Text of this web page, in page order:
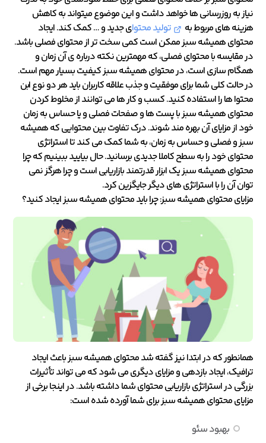
نیاز به روزرسانی ها خواهد داشت و این موضوع میتواند به کاهش
هزینه های مربوط به
تولید محتوای جدید و … کمک کند. ایجاد
محتوای همیشه سبز ممکن است کمی سخت تر از محتوای فصلی باشد.
در مقایسه با محتوای فصلی، که مهمترین نکته درباره ی آن زمان و
همگام سازی است، در محتوای همیشه سبز کیفیت بسیار مهم است.
در حالت کلی شما برای موفقیت و جذب علاقه کاربران باید هر دو نوع ابن
محتوا ها را استفاده کنید. کسب و کار ها می توانند از مخلوط کردن
محتوای همیشه سبز با پست ها و صفحات فصلی و یا حساس به زمان
خود از مزایای آن بهره مند شوند. درک تفاوت بین محتوایی که همیشه
سبز و فصلی و حساس به زمان، به شما کمک می کند تا استراتژی
محتوای خود را به سطح کاملا جدیدی برسانید. حال بیایید ببینیم که چرا
محتوای همیشه سبز یک ابزار قدرتمند بازاریابی است و چرا هرگز نمی
توان آن را با استراتژی های دیگر جایگزین کرد.
مزایای محتوای همیشه سبز: چرا باید محتوای همیشه سبز ایجاد کنید؟
همانطور که در ابتدا نیز گفته شد محتوای همیشه سبز باعث ایجاد
ترافیک، ایجاد بازدهی و مزایای دیگری می شود که می تواند تأثیرات
بزرگی در استراتژی بازاریابی محتوای شما داشته باشد. در اینجا برخی از
مزایای محتوای همیشه سبز برای شما آورده شده است:
بهبود سئو